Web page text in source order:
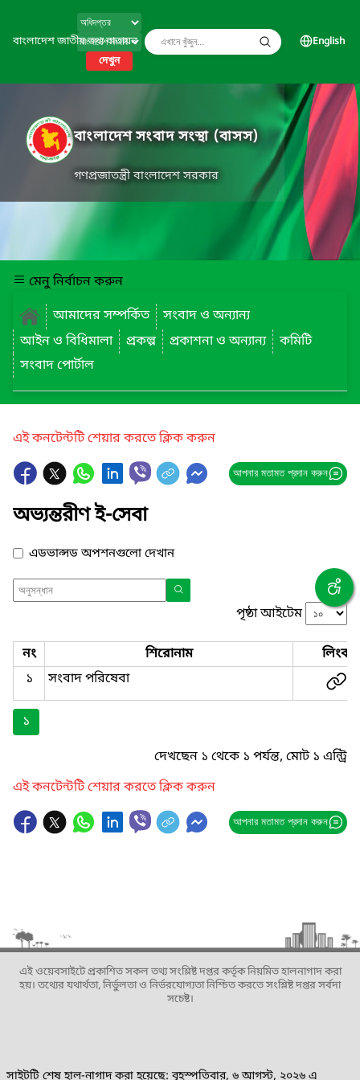
বাংলাদেশ জাতীয় তথ্য বাতায়ন
দেখুন
English
বাংলাদেশ সংবাদ সংস্থা (বাসস)
গণপ্রজাতন্ত্রী বাংলাদেশ সরকার
মেনু নির্বাচন করুন
আমাদের সম্পর্কিত
সংবাদ ও অন্যান্য
আইন ও বিধিমালা
প্রকল্প প্রকাশনা ও অন্যান্য
কমিটি
সংবাদ পোর্টাল
এই কনটেন্টটি শেয়ার করতে ক্লিক করুন
আপনার মতামত প্রদান করুন
অভ্যন্তরীণ ই-সেবা
এডভান্সড অপশনগুলো দেখান
পৃষ্ঠা আইটেম
নং শিরোনাম
লিংক
১
সংবাদ পরিষেবা
১
দেখছেন ১ থেকে ১ পর্যন্ত, মোট ১ এন্ট্রি
এই কনটেন্টটি শেয়ার করতে ক্লিক করুন
আপনার মতামত প্রদান করুন
এই ওয়েবসাইটে প্রকাশিত সকল তথ্য সংশ্লিষ্ট দপ্তর কর্তৃক নিয়মিত হালনাগাদ করা
হয়। তথ্যের যথার্থতা, নির্ভুলতা ও নির্ভরযোগ্যতা নিশ্চিত করতে সংশ্লিষ্ট দপ্তর সর্বদা
সচেষ্ট।
সাইটটি শেষ হাল-নাগাদ করা হয়েছে: বৃহস্পতিবার, ৬ আগস্ট, ২০২৬ এ